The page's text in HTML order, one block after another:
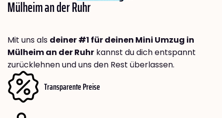
Mülheim an der Ruhr
Mit uns als deiner #1 für deinen Mini Umzug in
Mülheim an der Ruhr kannst du dich entspannt
zurücklehnen und uns den Rest überlassen.
Transparente Preise